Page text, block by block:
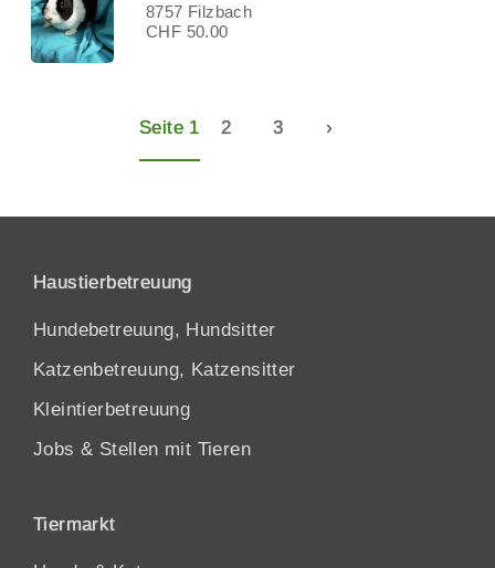
8757 Filzbach
CHF 50.00
Seite 1 2 3 ›
Haustierbetreuung
Hundebetreuung, Hundsitter
Katzenbetreuung, Katzensitter
Kleintierbetreuung
Jobs & Stellen mit Tieren
Tiermarkt